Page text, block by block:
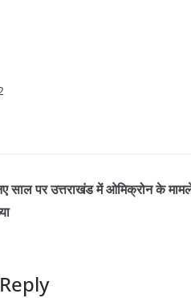
साल पर उत्तराखंड में ओमिक्रोन के